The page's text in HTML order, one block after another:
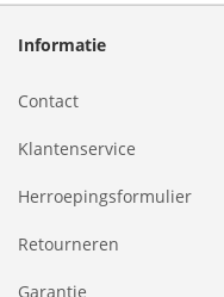
Informatie
Contact
Klantenservice
Herroepingsformulier
Retourneren
Garantie